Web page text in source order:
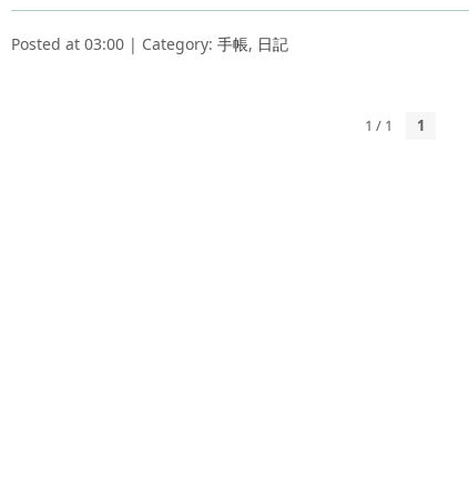
Posted at 03:00 | Category: 手帳, 日記
1 / 1 1